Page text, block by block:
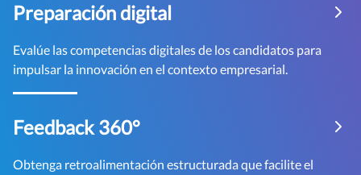
Preparación digital
Evalúe las competencias digitales de los candidatos para
impulsar la innovación en el contexto empresarial.
Feedback 360°
Obtenga retroalimentación estructurada que facilite el